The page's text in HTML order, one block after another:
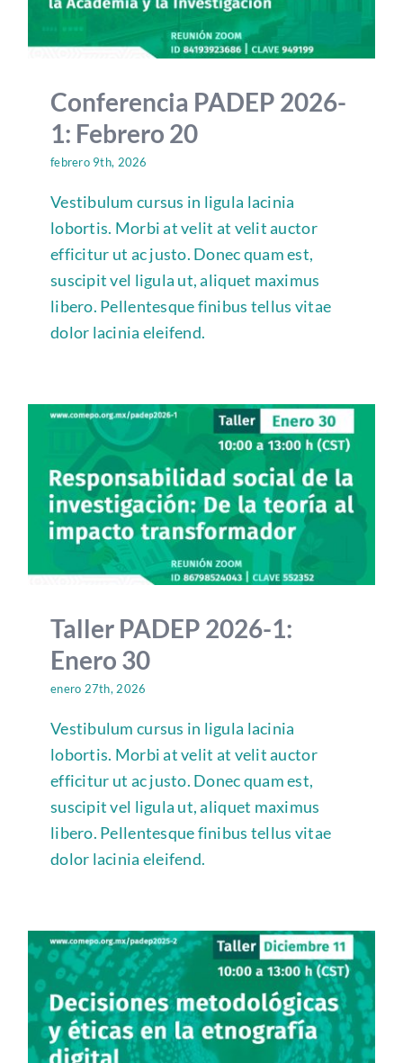
Conferencia PADEP 2026-
1: Febrero 20
febrero 9th, 2026
Vestibulum cursus in ligula lacinia
lobortis. Morbi at velit at velit auctor
efficitur ut ac justo. Donec quam est,
suscipit vel ligula ut, aliquet maximus
libero. Pellentesque finibus tellus vitae
dolor lacinia eleifend.
Taller PADEP 2026-1:
Enero 30
enero 27th, 2026
Vestibulum cursus in ligula lacinia
lobortis. Morbi at velit at velit auctor
efficitur ut ac justo. Donec quam est,
suscipit vel ligula ut, aliquet maximus
libero. Pellentesque finibus tellus vitae
dolor lacinia eleifend.